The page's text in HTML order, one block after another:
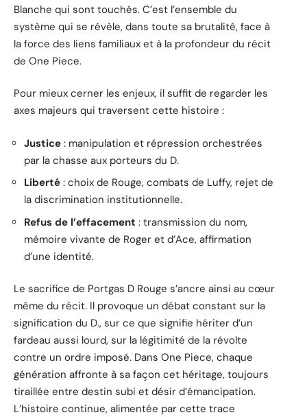
Blanche qui sont touchés. C’est l’ensemble du
système qui se révèle, dans toute sa brutalité, face à
la force des liens familiaux et à la profondeur du récit
de One Piece.
Pour mieux cerner les enjeux, il suffit de regarder les
axes majeurs qui traversent cette histoire :
Justice : manipulation et répression orchestrées
par la chasse aux porteurs du D.
Liberté : choix de Rouge, combats de Luffy, rejet de
la discrimination institutionnelle.
Refus de l’effacement : transmission du nom,
mémoire vivante de Roger et d’Ace, affirmation
d’une identité.
Le sacrifice de Portgas D Rouge s’ancre ainsi au cœur
même du récit. Il provoque un débat constant sur la
signification du D., sur ce que signifie hériter d’un
fardeau aussi lourd, sur la légitimité de la révolte
contre un ordre imposé. Dans One Piece, chaque
génération affronte à sa façon cet héritage, toujours
tiraillée entre destin subi et désir d’émancipation.
L’histoire continue, alimentée par cette trace